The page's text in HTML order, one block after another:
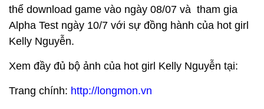
thể download game vào ngày 08/07 và tham gia
Alpha Test ngày 10/7 với sự đồng hành của hot girl
Kelly Nguyễn.
Xem đầy đủ bộ ảnh của hot girl Kelly Nguyễn tại:
Trang chính: http://longmon.vn